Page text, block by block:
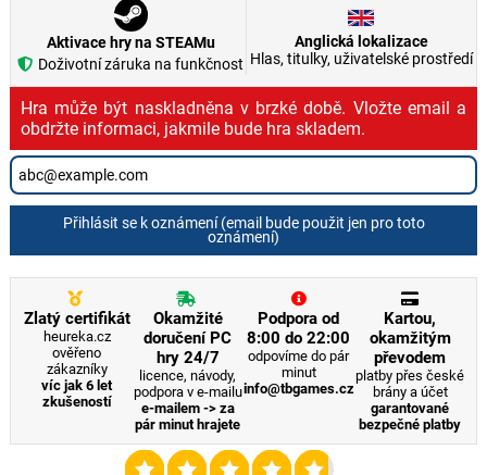
Aktivace hry na STEAMu
Doživotní záruka na funkčnost
Anglická lokalizace
Hlas, titulky, uživatelské prostředí
Hra může být naskladněna v brzké době. Vložte email a
obdržte informaci, jakmile bude hra skladem.
Přihlásit se k oznámení (email bude použit jen pro toto
oznámení)
Zlatý certifikát
heureka.cz
ověřeno
zákazníky
víc jak 6 let
zkušeností
Okamžité
doručení PC
hry 24/7
licence, návody,
podpora v e-mailu
e-mailem -> za
pár minut hrajete
Podpora od
8:00 do 22:00
odpovíme do pár
minut
info@tbgames.cz
Kartou,
okamžitým
převodem
platby přes české
brány a účet
garantované
bezpečné platby